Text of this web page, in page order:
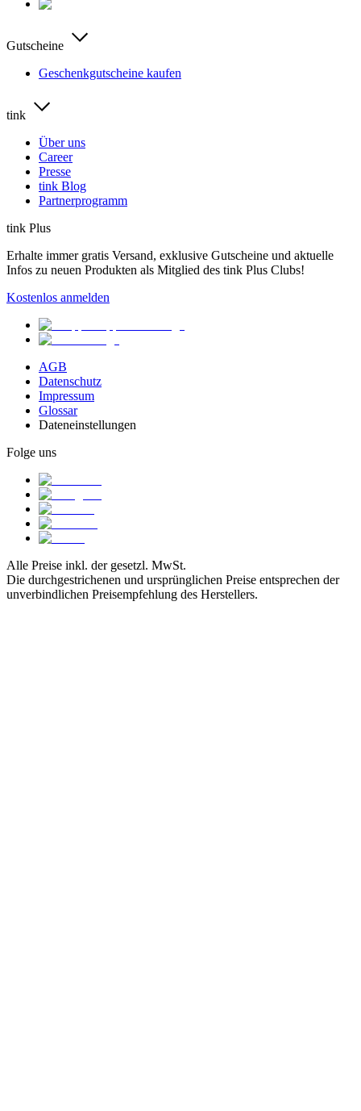
Gutscheine
Geschenkgutscheine kaufen
tink
Über uns
Career
Presse
tink Blog
Partnerprogramm
tink Plus
Erhalte immer gratis Versand, exklusive Gutscheine und aktuelle
Infos zu neuen Produkten als Mitglied des tink Plus Clubs!
Kostenlos anmelden
AGB
Datenschutz
Impressum
Glossar
Dateneinstellungen
Folge uns
Alle Preise inkl. der gesetzl. MwSt.
Die durchgestrichenen und ursprünglichen Preise entsprechen der
unverbindlichen Preisempfehlung des Herstellers.